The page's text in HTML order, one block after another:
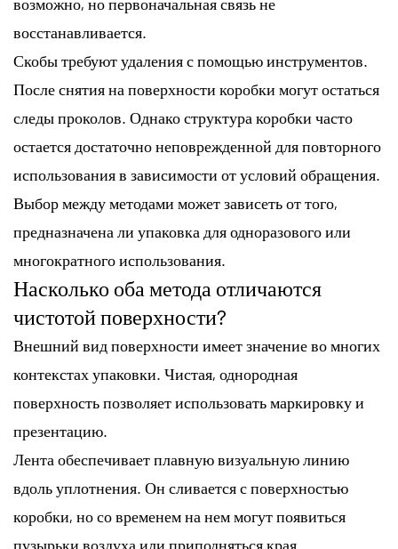
восстанавливается.
Скобы требуют удаления с помощью инструментов.
После снятия на поверхности коробки могут остаться
следы проколов. Однако структура коробки часто
остается достаточно неповрежденной для повторного
использования в зависимости от условий обращения.
Выбор между методами может зависеть от того,
предназначена ли упаковка для одноразового или
многократного использования.
Насколько оба метода отличаются
чистотой поверхности?
Внешний вид поверхности имеет значение во многих
контекстах упаковки. Чистая, однородная
поверхность позволяет использовать маркировку и
презентацию.
Лента обеспечивает плавную визуальную линию
вдоль уплотнения. Он сливается с поверхностью
коробки, но со временем на нем могут появиться
пузырьки воздуха или приподняться края.